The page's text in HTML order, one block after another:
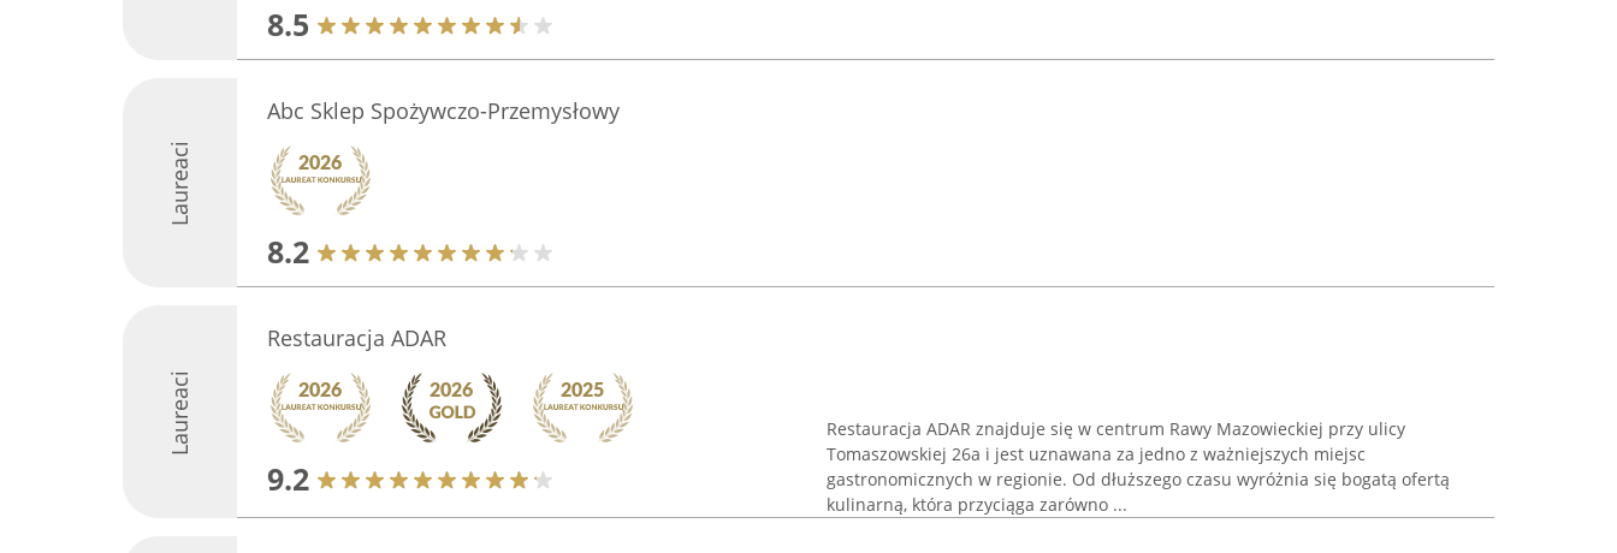
8.5
Laureaci
Abc Sklep Spożywczo-Przemysłowy
8.2
Laureaci
Restauracja ADAR
9.2
Restauracja ADAR znajduje się w centrum Rawy Mazowieckiej przy ulicy
Tomaszowskiej 26a i jest uznawana za jedno z ważniejszych miejsc
gastronomicznych w regionie. Od dłuższego czasu wyróżnia się bogatą ofertą
kulinarną, która przyciąga zarówno ...